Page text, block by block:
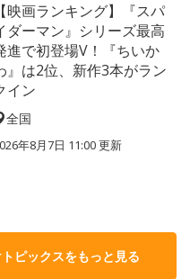
【映画ランキング】『スパ
ダーマン』シリーズ最高
進で初登場V！『ちいか
』は2位、新作3本がラン
イン
全国
年8月7日 11:00更新
ピックスをもっと見る